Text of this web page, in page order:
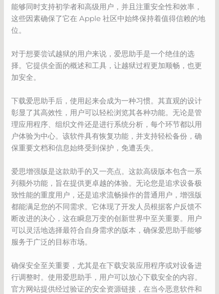
能够同时支持初学者和高级用户，并且注重安全性和效率，
这些因素确保了它在 Apple 社区中始终保持着值得信赖的地
位。
对于想要尝试越狱的用户来说，爱思助手是一个绝佳的选
择。它提供全面的概述和工具，让越狱过程更加顺畅，也更
加安全。
下载爱思助手后，使用起来会成为一种习惯。其直观的设计
彰显了其高效性，用户可以轻松浏览其各种功能。无论是管
理应用程序、组织文件还是进行系统分析，每个环节都以用
户体验为中心。该软件具有恢复功能，并支持轻松备份，确
保重要文档和信息始终受到保护，免遭丢失。
爱思增强版是这款助手的又一亮点。这款高级版本包含一系
列额外功能，旨在提供更卓越的体验。无论您是追求设备极
致性能的重度用户，还是追求流畅操作的普通用户，增强版
都能满足您的不同需求。它体现了开发人员根据客户反馈不
断改进的决心，这在瞬息万变的创新世界中至关重要。用户
可以灵活地选择最符合自身需求的版本，确保爱思助手能够
服务于广泛的目标市场。
确保安全至关重要，尤其是在下载安装应用程序或对设备进
行调整时。使用爱思助手，用户可以放心下载安全的内容。
官方网站提供经过验证的安全资源链接，在当今恶意软件和